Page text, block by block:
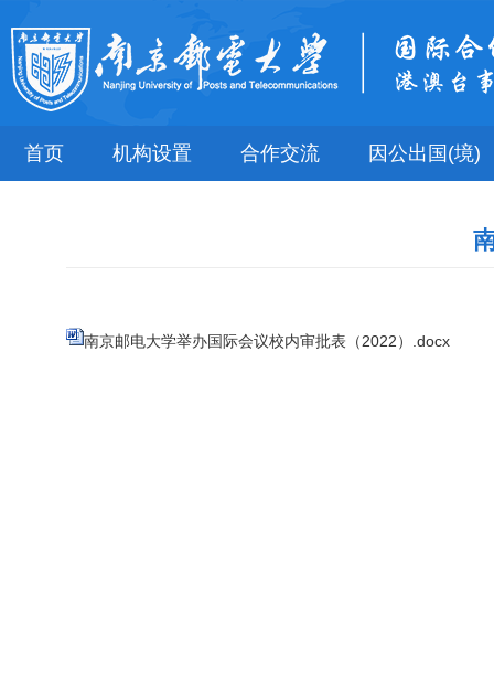
首页 机构设置 合作交流 因公出国(境)
南京邮电大学举办国际会议校内审批表（2022）.docx